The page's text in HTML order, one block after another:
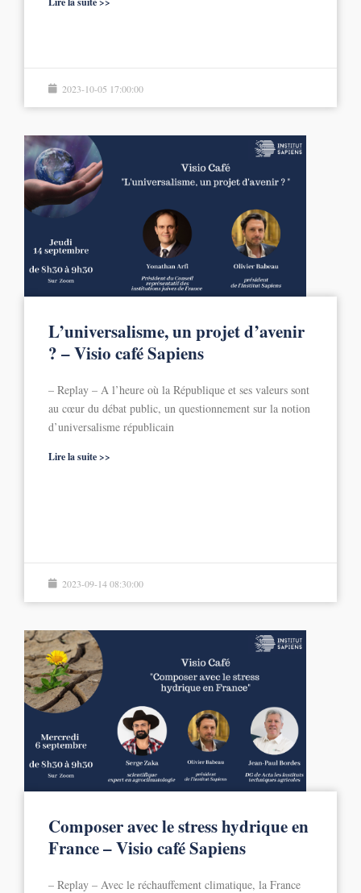
2023-10-05 17:00:00
L’universalisme, un projet d’avenir
? – Visio café Sapiens
– Replay – A l’heure où la République et ses valeurs sont
au cœur du débat public, un questionnement sur la notion
d’universalisme républicain
Lire la suite >>
2023-09-14 08:30:00
Composer avec le stress hydrique en
France – Visio café Sapiens
– Replay – Avec le réchauffement climatique, la France